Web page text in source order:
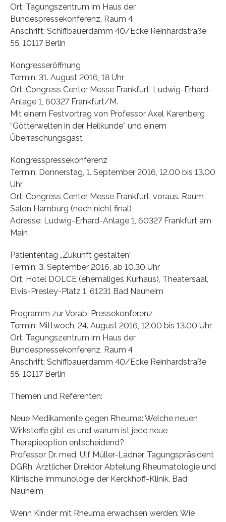
Ort: Tagungszentrum im Haus der
Bundespressekonferenz, Raum 4
Anschrift: Schiffbauerdamm 40/Ecke Reinhardstraße
55, 10117 Berlin
Kongresseröffnung
Termin: 31. August 2016, 18 Uhr
Ort: Congress Center Messe Frankfurt, Ludwig-Erhard-
Anlage 1, 60327 Frankfurt/M.
Mit einem Festvortrag von Professor Axel Karenberg
“Götterwelten in der Heilkunde” und einem
Überraschungsgast
Kongresspressekonferenz
Termin: Donnerstag, 1. September 2016, 12.00 bis 13.00
Uhr
Ort: Congress Center Messe Frankfurt, voraus. Raum
Salon Hamburg (noch nicht final)
Adresse: Ludwig-Erhard-Anlage 1, 60327 Frankfurt am
Main
Patiententag „Zukunft gestalten“
Termin: 3. September 2016, ab 10.30 Uhr
Ort: Hotel DOLCE (ehemaliges Kurhaus), Theatersaal,
Elvis-Presley-Platz 1, 61231 Bad Nauheim
Programm zur Vorab-Pressekonferenz
Termin: Mittwoch, 24. August 2016, 12.00 bis 13.00 Uhr
Ort: Tagungszentrum im Haus der
Bundespressekonferenz, Raum 4
Anschrift: Schiffbauerdamm 40/Ecke Reinhardstraße
55, 10117 Berlin
Themen und Referenten:
Neue Medikamente gegen Rheuma: Welche neuen
Wirkstoffe gibt es und warum ist jede neue
Therapieoption entscheidend?
Professor Dr. med. Ulf Müller-Ladner, Tagungspräsident
DGRh, Ärztlicher Direktor Abteilung Rheumatologie und
Klinische Immunologie der Kerckhoff-Klinik, Bad
Nauheim
Wenn Kinder mit Rheuma erwachsen werden: Wie